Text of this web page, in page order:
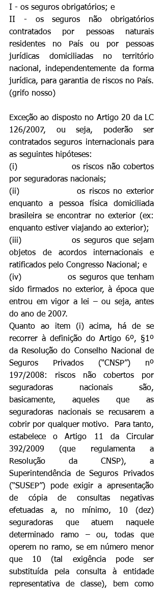
I - os seguros obrigatórios; e
II - os seguros não obrigatórios
contratados por pessoas naturais
residentes no País ou por pessoas
jurídicas domiciliadas no território
nacional, independentemente da forma
jurídica, para garantia de riscos no País.
(grifo nosso)
Exceção ao disposto no Artigo 20 da LC
126/2007, ou seja, poderão ser
contratados seguros internacionais para
as seguintes hipóteses:
(i)                 os riscos não cobertos
por seguradoras nacionais;
(ii)               os riscos no exterior
enquanto a pessoa física domiciliada
brasileira se encontrar no exterior (ex:
enquanto estiver viajando ao exterior);
(iii)             os seguros que sejam
objetos de acordos internacionais e
ratificados pelo Congresso Nacional; e
(iv)              os seguros que tenham
sido firmados no exterior, à época que
entrou em vigor a lei – ou seja, antes
do ano de 2007.
Quanto ao item (i) acima, há de se
recorrer à definição do Artigo 6º, §1º
da Resolução do Conselho Nacional de
Seguros Privados (“CNSP”) nº
197/2008: riscos não cobertos por
seguradoras nacionais são,
basicamente, aqueles que as
seguradoras nacionais se recusarem a
cobrir por qualquer motivo.  Para tanto,
estabelece o Artigo 11 da Circular
392/2009 (que regulamenta a
Resolução da CNSP), a
Superintendência de Seguros Privados
(“SUSEP”) pode exigir a apresentação
de cópia de consultas negativas
efetuadas a, no mínimo, 10 (dez)
seguradoras que atuem naquele
determinado ramo – ou, todas que
operem no ramo, se em número menor
que 10 (tal exigência pode ser
substituída pela consulta à entidade
representativa de classe), bem como